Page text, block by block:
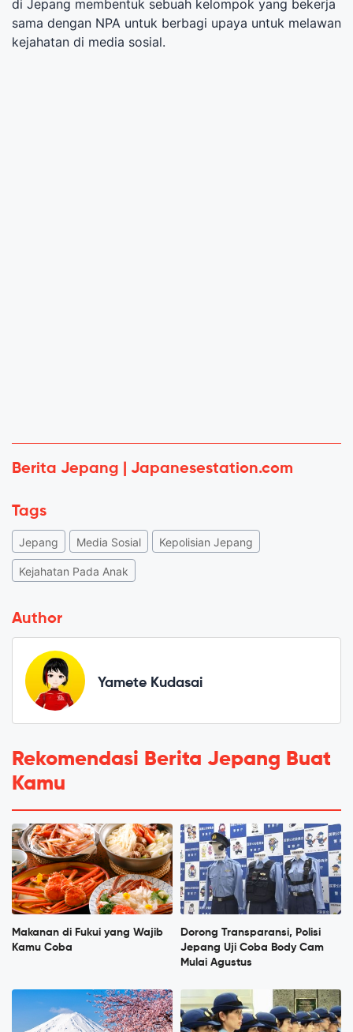
di Jepang membentuk sebuah kelompok yang bekerja
sama dengan NPA untuk berbagi upaya untuk melawan
kejahatan di media sosial.
Berita Jepang | Japanesestation.com
Tags
Jepang Media Sosial Kepolisian Jepang
Kejahatan Pada Anak
Author
Yamete Kudasai
Rekomendasi Berita Jepang Buat
Kamu
Makanan di Fukui yang Wajib
Kamu Coba
Dorong Transparansi, Polisi
Jepang Uji Coba Body Cam
Mulai Agustus